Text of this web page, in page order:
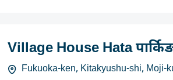
Village House Hata
Fukuoka-ken, Kitakyushu-shi, Moji-